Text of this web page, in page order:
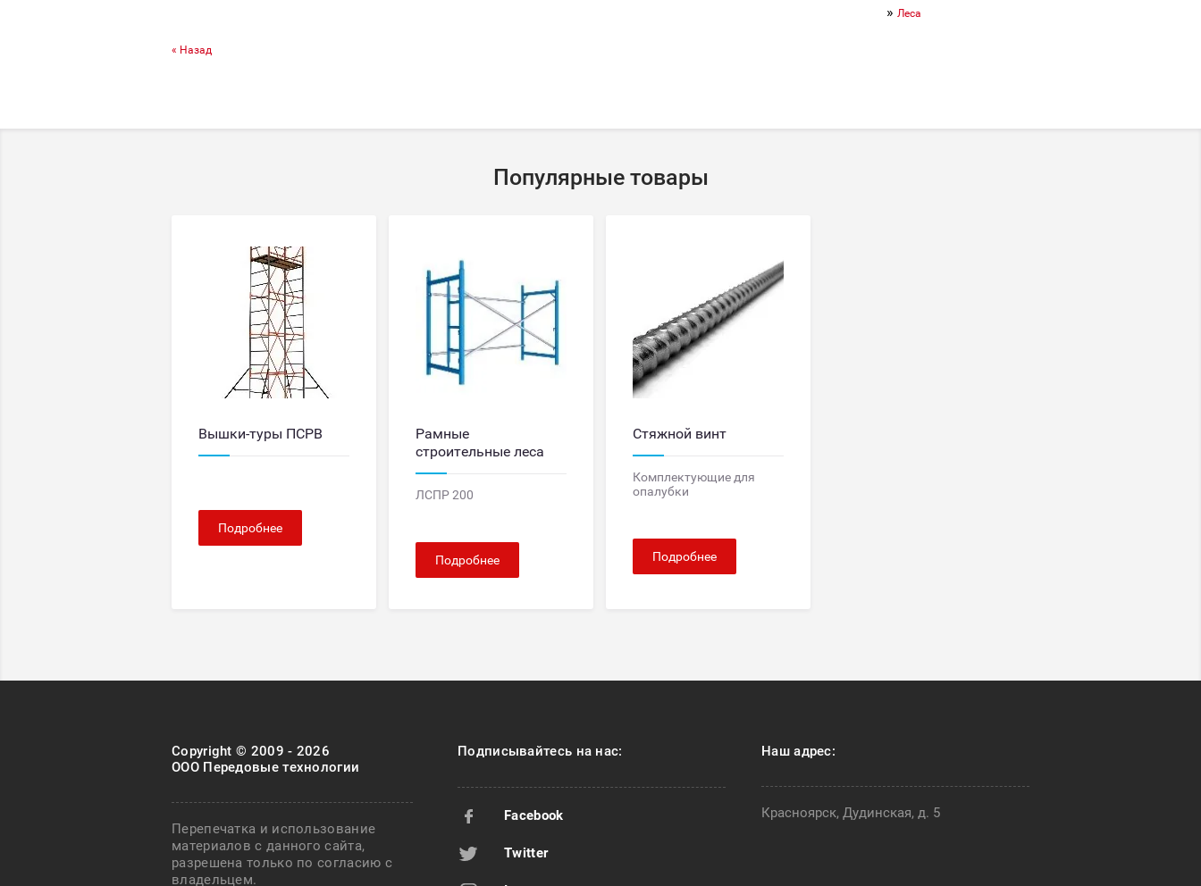
» Леса
« Назад
Популярные товары
Вышки-туры ПСРВ
Подробнее
Рамные
строительные леса
ЛСПР 200
Подробнее
Стяжной винт
Комплектующие для
опалубки
Подробнее
Copyright © 2009 - 2026
ООО Передовые технологии
Перепечатка и использование
материалов с данного сайта,
разрешена только по согласию с
владельцем.
Подписывайтесь на нас:
Facebook
Twitter
Наш адрес:
Красноярск, Дудинская, д. 5